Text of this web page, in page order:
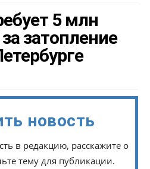
5 млн
затопление
новость
в редакцию, расскажите о
тему для публикации.